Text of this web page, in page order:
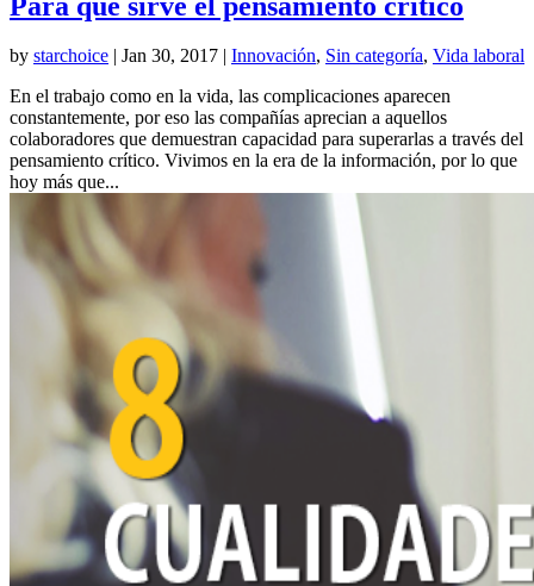
by starchoice | Jan 30, 2017 | Innovación, Sin categoría, Vida laboral
En el trabajo como en la vida, las complicaciones aparecen
constantemente, por eso las compañías aprecian a aquellos
colaboradores que demuestran capacidad para superarlas a través del
pensamiento crítico. Vivimos en la era de la información, por lo que
hoy más que...